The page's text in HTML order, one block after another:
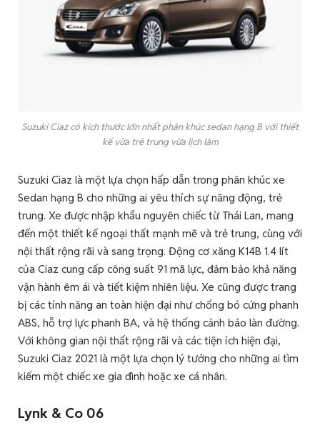
Suzuki Ciaz có kích thước lớn nhất phân khúc sedan hạng B với thiết
kế vừa trẻ trung vừa lịch lãm
Suzuki Ciaz là một lựa chọn hấp dẫn trong phân khúc xe
Sedan hạng B cho những ai yêu thích sự năng động, trẻ
trung. Xe được nhập khẩu nguyên chiếc từ Thái Lan, mang
đến một thiết kế ngoại thất mạnh mẽ và trẻ trung, cùng với
nội thất rộng rãi và sang trọng. Động cơ xăng K14B 1.4 lít
của Ciaz cung cấp công suất 91 mã lực, đảm bảo khả năng
vận hành êm ái và tiết kiệm nhiên liệu. Xe cũng được trang
bị các tính năng an toàn hiện đại như chống bó cứng phanh
ABS, hỗ trợ lực phanh BA, và hệ thống cảnh báo làn đường.
Với không gian nội thất rộng rãi và các tiện ích hiện đại,
Suzuki Ciaz 2021 là một lựa chọn lý tưởng cho những ai tìm
kiếm một chiếc xe gia đình hoặc xe cá nhân.
Lynk & Co 06